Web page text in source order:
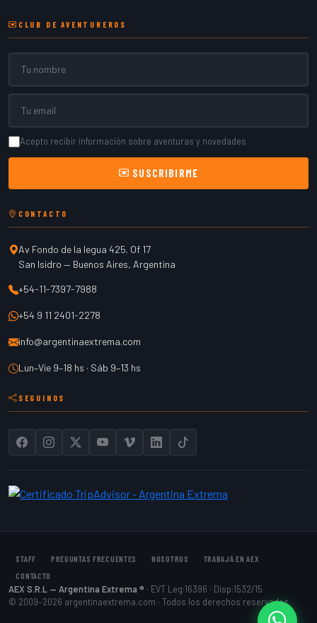
CLUB DE AVENTUREROS
Acepto recibir información sobre aventuras y novedades
SUSCRIBIRME
CONTACTO
Av Fondo de la legua 425. Of 17
San Isidro — Buenos Aires, Argentina
+54-11-7397-7988
+54 9 11 2401-2278
info@argentinaextrema.com
Lun–Vie 9–18 hs · Sáb 9–13 hs
SEGUINOS
STAFF PREGUNTAS FRECUENTES NOSOTROS
TRABAJÁ EN AEX
CONTACTO
AEX S.R.L — Argentina Extrema ® · EVT Leg:16396 · Disp:1532/15
© 2009–2026 argentinaextrema.com · Todos los derechos reservados.